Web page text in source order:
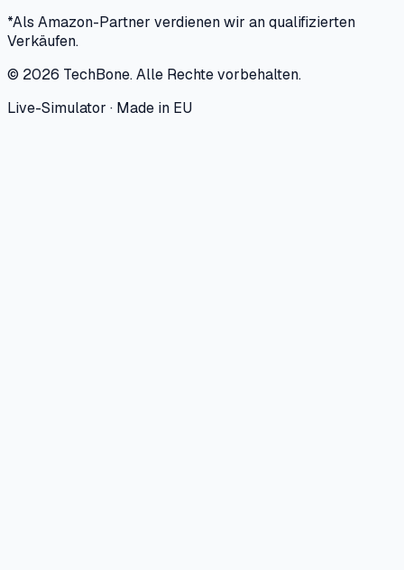
*Als Amazon-Partner verdienen wir an qualifizierten
Verkäufen.
© 2026 TechBone.Alle Rechte vorbehalten.
Live-Simulator · Made in EU